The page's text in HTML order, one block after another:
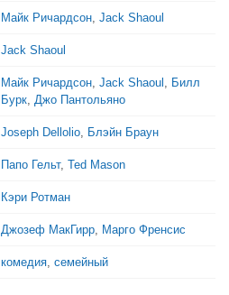
Майк Ричардсон, Jack Shaoul
Jack Shaoul
Майк Ричардсон, Jack Shaoul , Билл
Бурк, Джо Пантольяно
Joseph Dellolio, Блэйн Браун
Папо Гельт, Ted Mason
Кэри Ротман
Джозеф МакГирр, Марго Френсис
комедия, семейный